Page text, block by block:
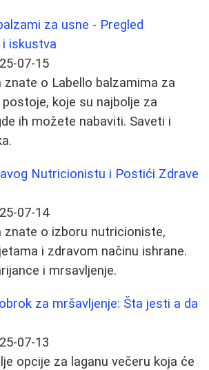
za usne - Pregled
iskustva
07-15
o Labello balzamima za
koje su najbolje za
ih možete nabaviti. Saveti i
Nutricionistu i Postići Zdrave
07-14
znate o izboru nutricioniste,
i zdravom načinu ishrane.
i mrsavljenje.
za mršavljenje: Šta jesti a da
07-13
opcije za laganu večeru koja će